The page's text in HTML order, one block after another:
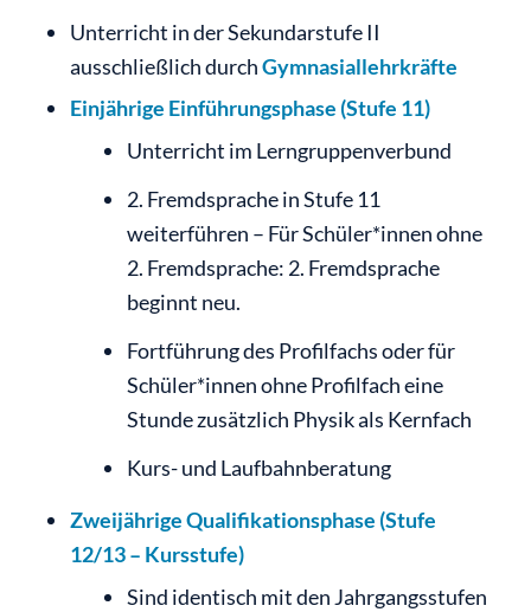
Unterricht in der Sekundarstufe II
ausschließlich durchGymnasiallehrkräfte
Einjährige Einführungsphase (Stufe 11)
Unterricht im Lerngruppenverbund
2. Fremdsprache in Stufe 11
weiterführen – Für Schüler*innen ohne
2. Fremdsprache: 2. Fremdsprache
beginnt neu.
Fortführung des Profilfachs oder für
Schüler*innen ohne Profilfach eine
Stunde zusätzlich Physik als Kernfach
Kurs- und Laufbahnberatung
Zweijährige Qualifikationsphase (Stufe
12/13 – Kursstufe)
Sind identisch mit den Jahrgangsstufen